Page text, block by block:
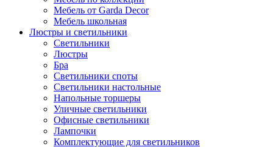
Мебель от Garda Decor
Мебель школьная
Люстры и светильники
Светильники
Люстры
Бра
Светильники споты
Светильники настольные
Напольные торшеры
Уличные светильники
Офисные светильники
Лампочки
Комплектующие для светильников